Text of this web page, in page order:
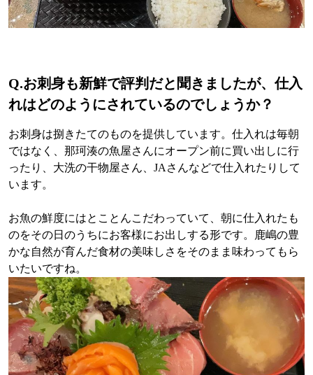
Q.お刺身も新鮮で評判だと聞きましたが、仕入
れはどのようにされているのでしょうか？
お刺身は捌きたてのものを提供しています。仕入れは毎朝
ではなく、那珂湊の魚屋さんにオープン前に買い出しに行
ったり、大洗の干物屋さん、JAさんなどで仕入れたりして
います。
お魚の鮮度にはとことんこだわっていて、朝に仕入れたも
のをその日のうちにお客様にお出しする形です。鹿嶋の豊
かな自然が育んだ食材の美味しさをそのまま味わってもら
いたいですね。